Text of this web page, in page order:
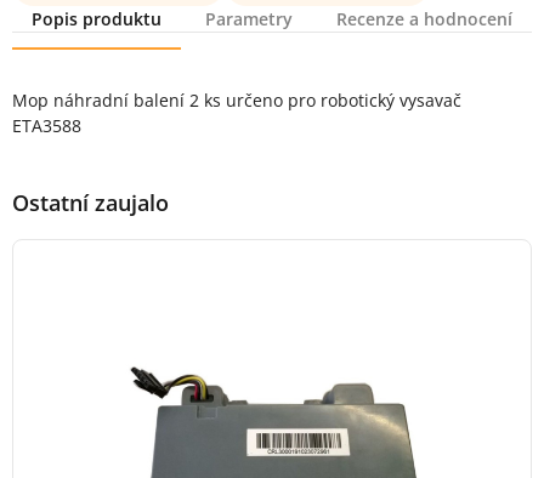
Popis produktu
Parametry Recenze a hodnocení
Mop náhradní balení 2 ks určeno pro robotický vysavač
ETA3588
Ostatní zaujalo